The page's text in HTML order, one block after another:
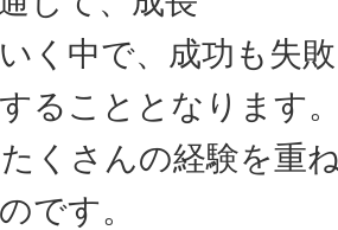
く中で、成功も失
ることとなります
くさんの経験を重
です。